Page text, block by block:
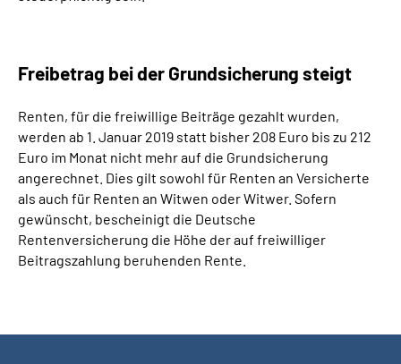
Freibetrag bei der Grundsicherung steigt
Renten, für die freiwillige Beiträge gezahlt wurden,
werden ab 1. Januar 2019 statt bisher 208 Euro bis zu 212
Euro im Monat nicht mehr auf die Grundsicherung
angerechnet. Dies gilt sowohl für Renten an Versicherte
als auch für Renten an Witwen oder Witwer. Sofern
gewünscht, bescheinigt die Deutsche
Rentenversicherung die Höhe der auf freiwilliger
Beitragszahlung beruhenden Rente.